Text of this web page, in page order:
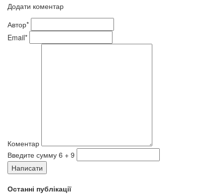
Додати коментар
Автор*
Email*
Коментар
Введите сумму 6 + 9
Написати
Останні публікації